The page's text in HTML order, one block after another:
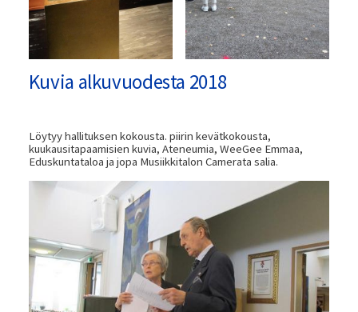
Kuvia alkuvuodesta 2018
Löytyy hallituksen kokousta. piirin kevätkokousta,
kuukausitapaamisien kuvia, Ateneumia, WeeGee Emmaa,
Eduskuntataloa ja jopa Musiikkitalon Camerata salia.